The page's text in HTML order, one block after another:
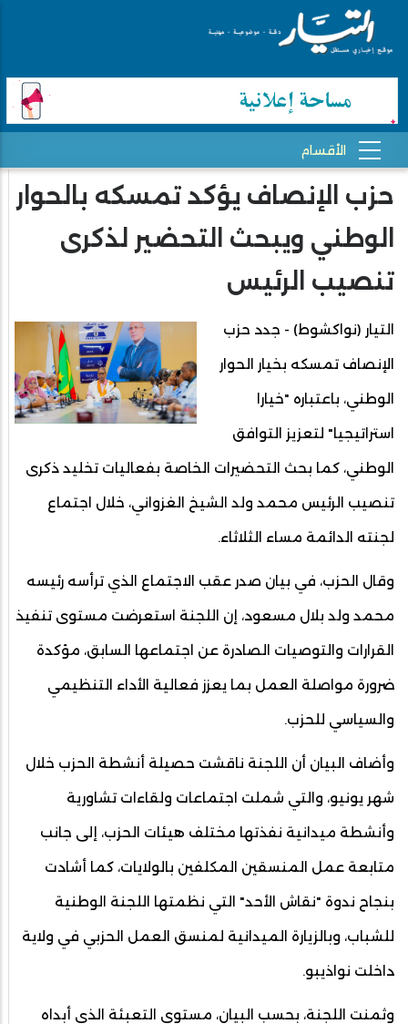
حزب الإنصاف يؤكد تمسكه بالحوار
الوطني ويبحث التحضير لذكرى
تنصيب الرئيس
التيار (نواكشوط) - جدد حزب
الإنصاف تمسكه بخيار الحوار
الوطني، باعتباره "خيارا
استراتيجيا" لتعزيز التوافق
الوطني، كما بحث التحضيرات الخاصة بفعاليات تخليد ذكرى
تنصيب الرئيس محمد ولد الشيخ الغزواني، خلال اجتماع
لجنته الدائمة مساء الثلاثاء.
وقال الحزب، في بيان صدر عقب الاجتماع الذي ترأسه رئيسه
محمد ولد بلال مسعود، إن اللجنة استعرضت مستوى تنفيذ
القرارات والتوصيات الصادرة عن اجتماعها السابق، مؤكدة
ضرورة مواصلة العمل بما يعزز فعالية الأداء التنظيمي
والسياسي للحزب.
وأضاف البيان أن اللجنة ناقشت حصيلة أنشطة الحزب خلال
شهر يونيو، والتي شملت اجتماعات ولقاءات تشاورية
وأنشطة ميدانية نفذتها مختلف هيئات الحزب، إلى جانب
متابعة عمل المنسقين المكلفين بالولايات، كما أشادت
بنجاح ندوة "نقاش الأحد" التي نظمتها اللجنة الوطنية
للشباب، وبالزيارة الميدانية لمنسق العمل الحزبي في ولاية
داخلت نواذيبو.
وثمنت اللجنة، بحسب البيان، مستوى التعبئة الذي أبداه